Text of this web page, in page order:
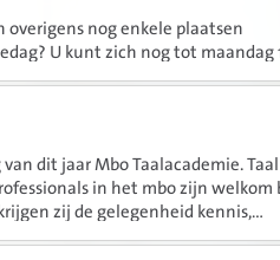
nog enkele plaatsen
U kunt zich nog tot maandag
dit jaar Mbo Taalacademie.
in het mbo zijn welkom
zij de gelegenheid kennis,...